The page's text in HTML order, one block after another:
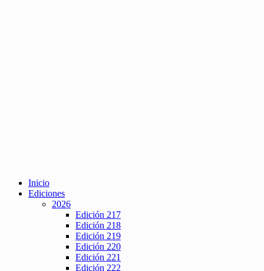
Inicio
Ediciones
2026
Edición 217
Edición 218
Edición 219
Edición 220
Edición 221
Edición 222